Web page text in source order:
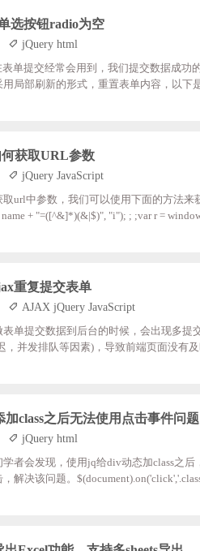
选按钮radio为空
jQuery html
单提交经常会用到，我们提交数据成功
局部刷新的形式，重置表单内容，以下
获取URL参数
jQuery JavaScript
，我们可以使用下面的方法来获取//获取url中的参数 function
r = window.location.search.substr(1).match(reg); ; ;if (r != null) return decodeURI
重复提交表单
AJAX jQuery JavaScript
单提交数据到后台的时候，会出现多
，并发排队等因素)，导致前端页面没有
class之后无法使用点击事件问题
jQuery html
者会发现，使用jq给div动态加class之